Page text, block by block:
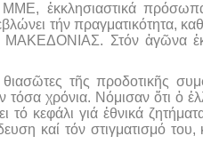
ἐκκλησιαστικά
τήν πραγματικότητα,
ΜΑΚΕΔΟΝΙΑΣ. Στόν ἀγῶνα
τῆς προδοτικῆς
χρόνια. Νόμισαν ὅτι ὁ
κεφάλι γιά ἐθνικά
καί τόν στιγματισμό του,